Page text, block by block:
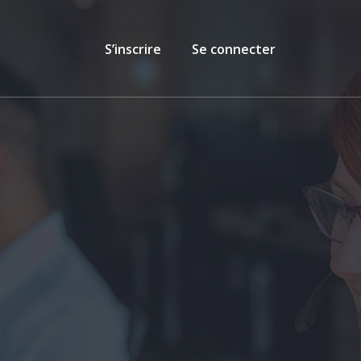
S’inscrire Se connecter